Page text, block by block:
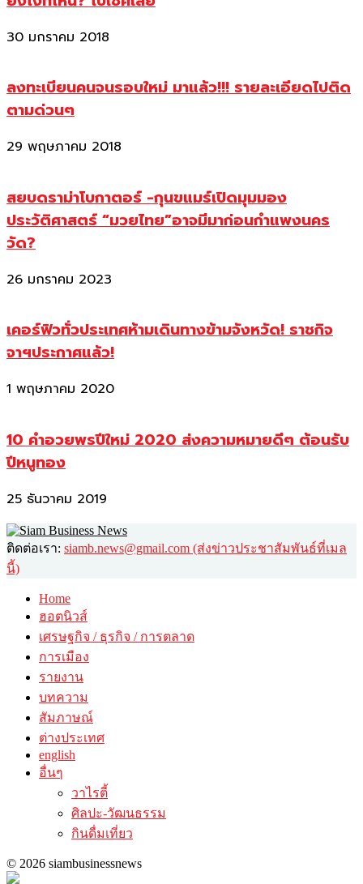
30 มกราคม 2018
ลงทะเบียนคนจนรอบใหม่ มาแล้ว!!! รายละเอียดไปติด
ตามด่วนๆ
29 พฤษภาคม 2018
สยบดราม่าโบกาตอร์ -กุนขแมร์เปิดมุมมอง
ประวัติศาสตร์ “มวยไทย”อาจมีมาก่อนกำแพงนคร
วัด?
26 มกราคม 2023
เคอร์ฟิวทั่วประเทศห้ามเดินทางข้ามจังหวัด! ราชกิจ
จาฯประกาศแล้ว!
1 พฤษภาคม 2020
10 คำอวยพรปีใหม่ 2020 ส่งความหมายดีๆ ต้อนรับ
ปีหนูทอง
25 ธันวาคม 2019
ติดต่อเรา: siamb.news@gmail.com (ส่งข่าวประชาสัมพันธ์ที่เมล
นี้)
Home
ฮอตนิวส์
เศรษฐกิจ / ธุรกิจ / การตลาด
การเมือง
รายงาน
บทความ
สัมภาษณ์
ต่างประเทศ
english
อื่นๆ
วาไรตี้
ศิลปะ-วัฒนธรรม
กินดื่มเที่ยว
© 2026 siambusinessnews